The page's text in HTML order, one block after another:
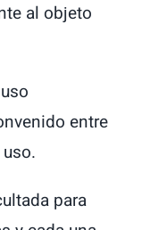
al objeto
entre
para